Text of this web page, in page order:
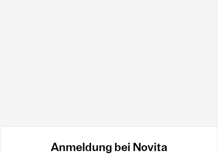
Anmeldung bei Novita